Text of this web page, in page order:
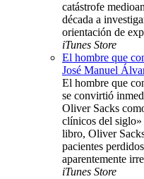
catástrofe
década a
orientación de
iTunes Store
El hombre que
José Manuel
El hombre que
se convirtió
Oliver Sacks
clínicos del
libro, Oliver
pacientes
aparentemente
iTunes Store